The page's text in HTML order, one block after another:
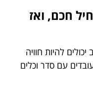
חכם, ואז
להיות חוויה
עם סדר וכלים